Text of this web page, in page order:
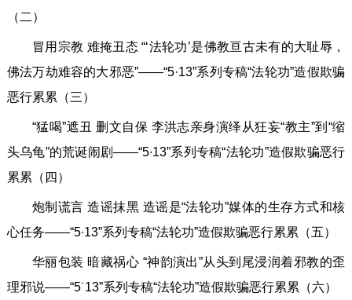
（二）
冒用宗教 难掩丑态 “‘法轮功’是佛教亘古未有的大耻辱，
佛法万劫难容的大邪恶”——“5·13”系列专稿“法轮功”造假欺骗
恶行累累（三）
“猛喝”遮丑 删文自保 李洪志亲身演绎从狂妄“教主”到“缩
头乌龟”的荒诞闹剧——“5∙13”系列专稿“法轮功”造假欺骗恶行
累累（四）
炮制谎言 造谣抹黑 造谣是“法轮功”媒体的生存方式和核
心任务——“5∙13”系列专稿“法轮功”造假欺骗恶行累累（五）
华丽包装 暗藏祸心 “神韵演出”从头到尾浸润着邪教的歪
理邪说——“5˙13”系列专稿“法轮功”造假欺骗恶行累累（六）